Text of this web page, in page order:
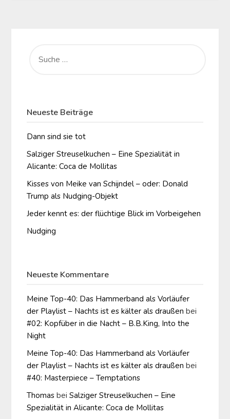
NACH:
Neueste Beiträge
Dann sind sie tot
Salziger Streuselkuchen – Eine Spezialität in
Alicante: Coca de Mollitas
Kisses von Meike van Schijndel – oder: Donald
Trump als Nudging-Objekt
Jeder kennt es: der flüchtige Blick im Vorbeigehen
Nudging
Neueste Kommentare
Meine Top-40: Das Hammerband als Vorläufer
der Playlist – Nachts ist es kälter als draußen bei
#02: Kopfüber in die Nacht – B.B.King, Into the
Night
Meine Top-40: Das Hammerband als Vorläufer
der Playlist – Nachts ist es kälter als draußen bei
#40: Masterpiece – Temptations
Thomas beiSalziger Streuselkuchen – Eine
Spezialität in Alicante: Coca de Mollitas